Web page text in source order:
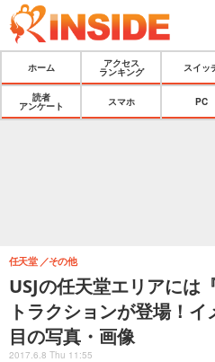
ホーム
アクセス
ランキング
スイッ
読者
アンケート
スマホ PC
USJの任天堂エリアには
トラクションが登場！
目の写真・画像
任天堂 その他
2017.6.8 Thu 11:55